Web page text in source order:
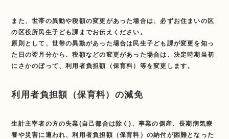
また、世帯の異動や税額の変更があった場合は、必ずお住まいの区
の区役所民生子ども課までお伝えください。
原則として、世帯の異動があった場合は民生子ども課が変更を知っ
た日の翌月分から、税額などの変更があった場合は、決定時期当初
にさかのぼって、利用者負担額（保育料）等を変更します。
利用者負担額（保育料）の減免
生計主宰者の方の失業(自己都合は除く)、事業の倒産、長期病気療
養や災害に遭われ、利用者負担額（保育料）の納付が困難となった